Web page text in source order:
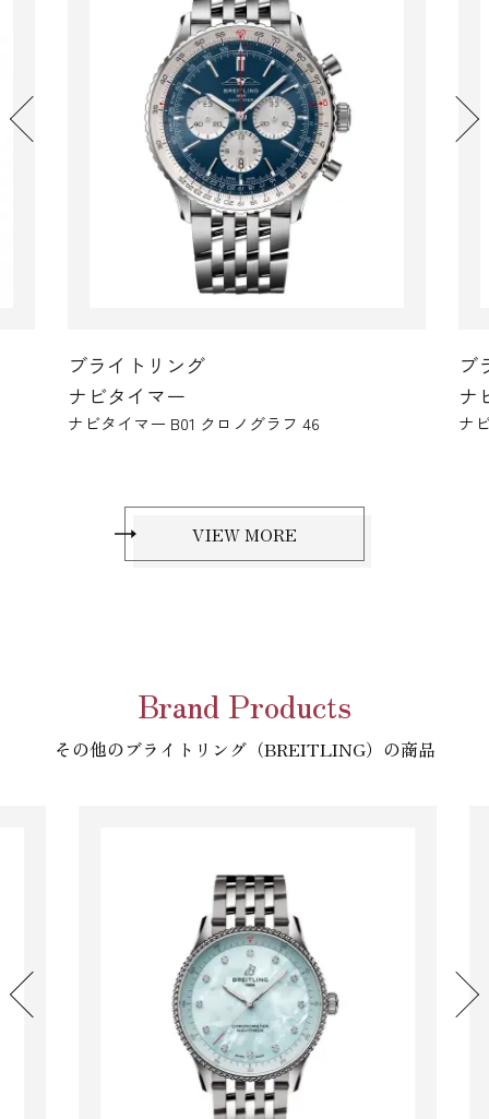
ブライトリング
ナビタイマー
ナビタイマー B01 クロノグラフ 46
ブ
ナ
ナ
VIEW MORE
Brand Products
その他のブライトリング（BREITLING）の商品